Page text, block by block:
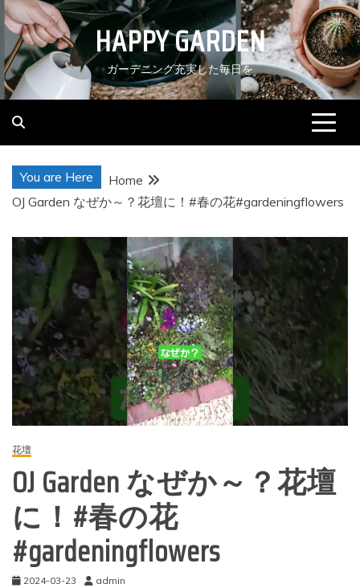
Skip
to
content
HAPPY GARDEN
ガーデニング充実した毎日を
You are Here
Home
OJ Garden なぜか～？花壇に！#春の花#gardeningflowers
花壇
OJ Garden なぜか～？花壇
に！#春の花
#gardeningflowers
2024-03-23 admin